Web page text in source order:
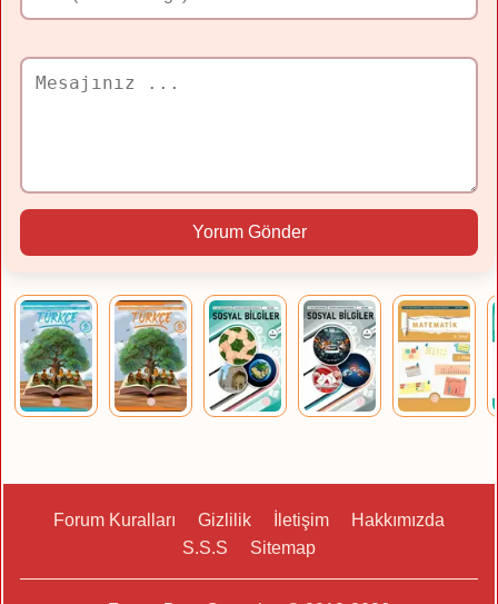
Yorum Gönder
Forum Kuralları Gizlilik İletişim
Hakkımızda
S.S.S
Sitemap